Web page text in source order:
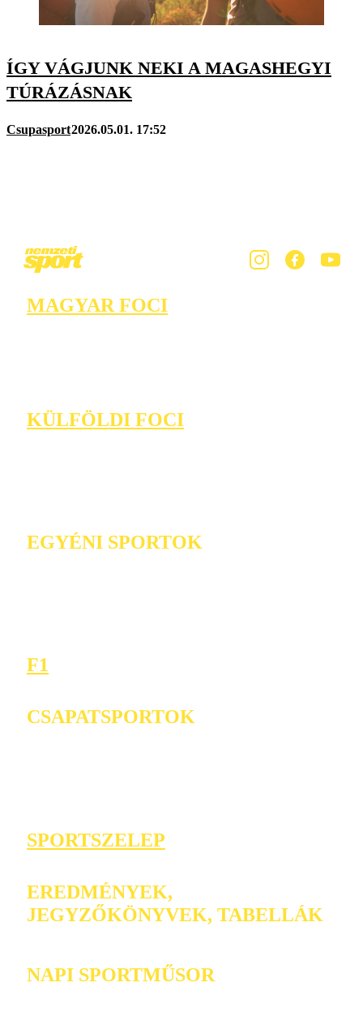
ÍGY VÁGJUNK NEKI A MAGASHEGYI
TÚRÁZÁSNAK
Csupasport2026.05.01. 17:52
MAGYAR FOCI
KÜLFÖLDI FOCI
EGYÉNI SPORTOK
F1
CSAPATSPORTOK
SPORTSZELEP
EREDMÉNYEK,
JEGYZŐKÖNYVEK, TABELLÁK
NAPI SPORTMŰSOR